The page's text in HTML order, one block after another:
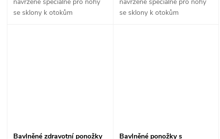
se sklony k otokům
se sklony k otokům
Bavlněné zdravotní ponožky
Bavlněné ponožky s